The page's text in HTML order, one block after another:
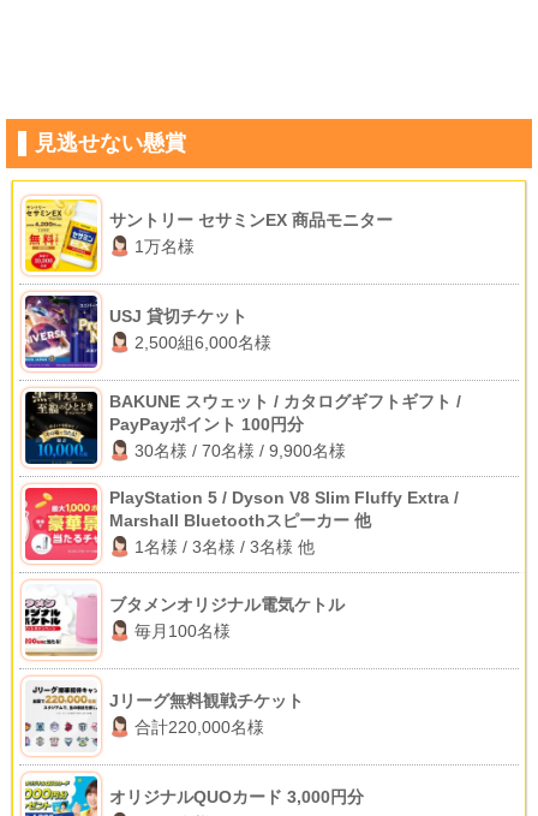
見逃せない懸賞
サントリー セサミンEX 商品モニター
1万名様
USJ 貸切チケット
2,500組6,000名様
BAKUNE スウェット / カタログギフトギフト /
PayPayポイント 100円分
30名様 / 70名様 / 9,900名様
PlayStation 5 / Dyson V8 Slim Fluffy Extra /
Marshall Bluetoothスピーカー 他
1名様 / 3名様 / 3名様 他
ブタメンオリジナル電気ケトル
毎月100名様
Jリーグ無料観戦チケット
合計220,000名様
オリジナルQUOカード 3,000円分